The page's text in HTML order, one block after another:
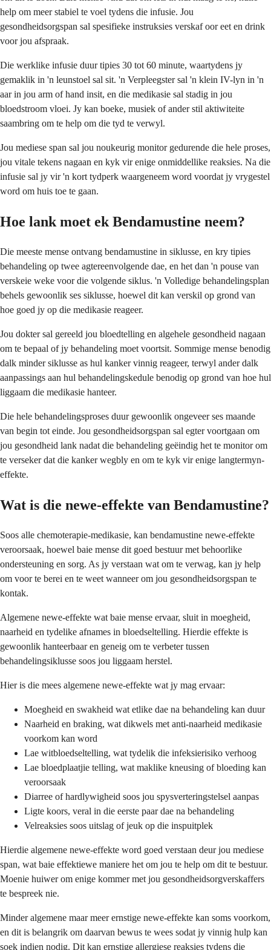
help om meer stabiel te voel tydens die infusie. Jou
gesondheidsorgspan sal spesifieke instruksies verskaf oor eet en drink
voor jou afspraak.
Die werklike infusie duur tipies 30 tot 60 minute, waartydens jy
gemaklik in 'n leunstoel sal sit. 'n Verpleegster sal 'n klein IV-lyn in 'n
aar in jou arm of hand insit, en die medikasie sal stadig in jou
bloedstroom vloei. Jy kan boeke, musiek of ander stil aktiwiteite
saambring om te help om die tyd te verwyl.
Jou mediese span sal jou noukeurig monitor gedurende die hele proses,
jou vitale tekens nagaan en kyk vir enige onmiddellike reaksies. Na die
infusie sal jy vir 'n kort tydperk waargeneem word voordat jy vrygestel
word om huis toe te gaan.
Hoe lank moet ek Bendamustine neem?
Die meeste mense ontvang bendamustine in siklusse, en kry tipies
behandeling op twee agtereenvolgende dae, en het dan 'n pouse van
verskeie weke voor die volgende siklus. 'n Volledige behandelingsplan
behels gewoonlik ses siklusse, hoewel dit kan verskil op grond van
hoe goed jy op die medikasie reageer.
Jou dokter sal gereeld jou bloedtelling en algehele gesondheid nagaan
om te bepaal of jy behandeling moet voortsit. Sommige mense benodig
dalk minder siklusse as hul kanker vinnig reageer, terwyl ander dalk
aanpassings aan hul behandelingskedule benodig op grond van hoe hul
liggaam die medikasie hanteer.
Die hele behandelingsproses duur gewoonlik ongeveer ses maande
van begin tot einde. Jou gesondheidsorgspan sal egter voortgaan om
jou gesondheid lank nadat die behandeling geëindig het te monitor om
te verseker dat die kanker wegbly en om te kyk vir enige langtermyn-
effekte.
Wat is die newe-effekte van Bendamustine?
Soos alle chemoterapie-medikasie, kan bendamustine newe-effekte
veroorsaak, hoewel baie mense dit goed bestuur met behoorlike
ondersteuning en sorg. As jy verstaan wat om te verwag, kan jy help
om voor te berei en te weet wanneer om jou gesondheidsorgspan te
kontak.
Algemene newe-effekte wat baie mense ervaar, sluit in moegheid,
naarheid en tydelike afnames in bloedseltelling. Hierdie effekte is
gewoonlik hanteerbaar en geneig om te verbeter tussen
behandelingsiklusse soos jou liggaam herstel.
Hier is die mees algemene newe-effekte wat jy mag ervaar:
Moegheid en swakheid wat etlike dae na behandeling kan duur
Naarheid en braking, wat dikwels met anti-naarheid medikasie
voorkom kan word
Lae witbloedseltelling, wat tydelik die infeksierisiko verhoog
Lae bloedplaatjie telling, wat maklike kneusing of bloeding kan
veroorsaak
Diarree of hardlywigheid soos jou spysverteringstelsel aanpas
Ligte koors, veral in die eerste paar dae na behandeling
Velreaksies soos uitslag of jeuk op die inspuitplek
Hierdie algemene newe-effekte word goed verstaan deur jou mediese
span, wat baie effektiewe maniere het om jou te help om dit te bestuur.
Moenie huiwer om enige kommer met jou gesondheidsorgverskaffers
te bespreek nie.
Minder algemene maar meer ernstige newe-effekte kan soms voorkom,
en dit is belangrik om daarvan bewus te wees sodat jy vinnig hulp kan
soek indien nodig. Dit kan ernstige allergiese reaksies tydens die